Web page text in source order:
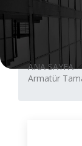
ANA SAYFA
Armatür